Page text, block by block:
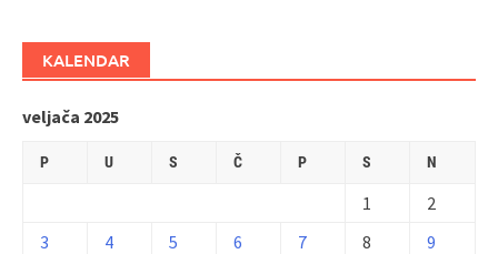
KALENDAR
veljača 2025
P U S Č P S N
1
2
3
4 5 6 7 8
9